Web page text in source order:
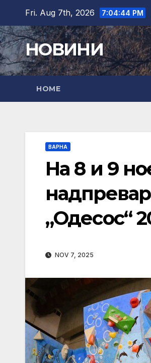
content
Fri. Aug 7th, 2026 7:04:45 PM
НОВИНИ
HOME
ВАРНА
На 8 и 9
„Одесос“
NOV 7, 2025